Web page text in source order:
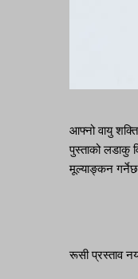
आफ्नो वायु
पुस्ताको लडाकु
मूल्याङ्कन
रूसी प्रस्ताव